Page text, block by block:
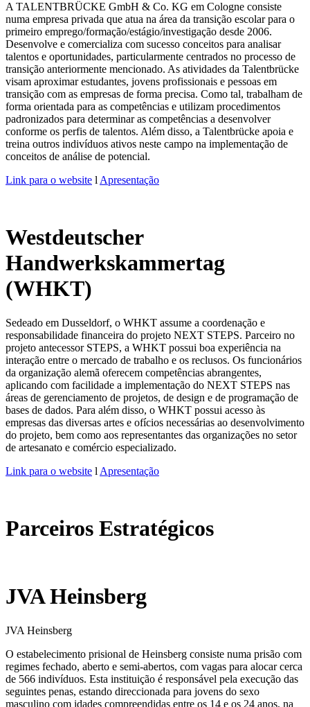
A TALENTBRÜCKE GmbH & Co. KG em Cologne consiste
numa empresa privada que atua na área da transição escolar para o
primeiro emprego/formação/estágio/investigação desde 2006.
Desenvolve e comercializa com sucesso conceitos para analisar
talentos e oportunidades, particularmente centrados no processo de
transição anteriormente mencionado. As atividades da Talentbrücke
visam aproximar estudantes, jovens profissionais e pessoas em
transição com as empresas de forma precisa. Como tal, trabalham de
forma orientada para as competências e utilizam procedimentos
padronizados para determinar as competências a desenvolver
conforme os perfis de talentos. Além disso, a Talentbrücke apoia e
treina outros indivíduos ativos neste campo na implementação de
conceitos de análise de potencial.
Link para o website l Apresentação
Westdeutscher
Handwerkskammertag
(WHKT)
Sedeado em Dusseldorf, o WHKT assume a coordenação e
responsabilidade financeira do projeto NEXT STEPS. Parceiro no
projeto antecessor STEPS, a WHKT possui boa experiência na
interação entre o mercado de trabalho e os reclusos. Os funcionários
da organização alemã oferecem competências abrangentes,
aplicando com facilidade a implementação do NEXT STEPS nas
áreas de gerenciamento de projetos, de design e de programação de
bases de dados. Para além disso, o WHKT possui acesso às
empresas das diversas artes e ofícios necessárias ao desenvolvimento
do projeto, bem como aos representantes das organizações no setor
de artesanato e comércio especializado.
Link para o website l Apresentação
Parceiros Estratégicos
JVA Heinsberg
JVA Heinsberg
O estabelecimento prisional de Heinsberg consiste numa prisão com
regimes fechado, aberto e semi-abertos, com vagas para alocar cerca
de 566 indivíduos. Esta instituição é responsável pela execução das
seguintes penas, estando direccionada para jovens do sexo
masculino com idades compreendidas entre os 14 e os 24 anos, na